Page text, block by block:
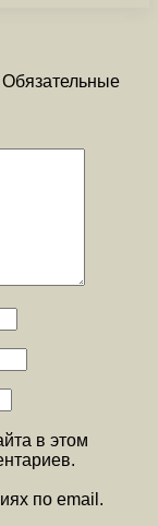
Обязательные
в этом
по email.